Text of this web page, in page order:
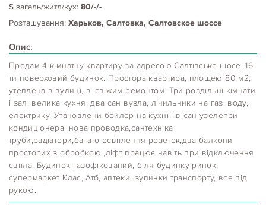
S загаль/житл/кух: 80/-/-
Розташування: Харьков, Салтовка, Салтовское шоссе
Опис:
Продам 4-кімнатну квартиру за адресою Салтівське шосе. 16-
ти поверховий будинок. Простора квартира, площею 80 м2,
утеплена з вулиці, зі свіжим ремонтом. Три роздільні кімнати
і зал, велика кухня, два сан вузла, лічильники на газ, воду,
електрику. Утановлени бойлер на кухні і в сан узеле,три
кондиціонера ,нова проводка,сантехніка
труби,радіатори,багато освітлення розеток,два балкони
просторих з обробкою ,ліфт працює навіть при відключення
світла. Будинок газофікований, біля будинку ринок,
супермаркет Клас, Атб, аптеки, зупинки транспорту, все під
рукою.